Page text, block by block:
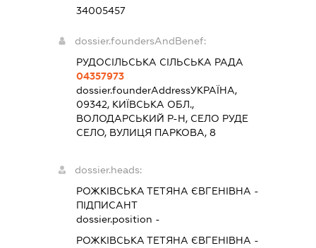
34005457
dossier.foundersAndBenef:
РУДОСІЛЬСЬКА СІЛЬСЬКА РАДА
04357973
dossier.founderAddressУКРАЇНА,
09342, КИЇВСЬКА ОБЛ.,
ВОЛОДАРСЬКИЙ Р-Н, СЕЛО РУДЕ
СЕЛО, ВУЛИЦЯ ПАРКОВА, 8
dossier.heads:
РОЖКІВСЬКА ТЕТЯНА ЄВГЕНІВНА -
ПІДПИСАНТ
dossier.position -
РОЖКІВСЬКА ТЕТЯНА ЄВГЕНІВНА -